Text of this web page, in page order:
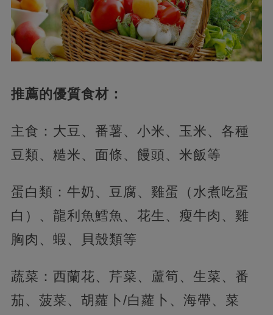
推薦的優質食材：
主食：大豆、番薯、小米、玉米、各種
豆類、糙米、面條、饅頭、米飯等
蛋白類：牛奶、豆腐、雞蛋（水煮吃蛋
白）、龍利魚鱈魚、花生、瘦牛肉、雞
胸肉、蝦、貝殼類等
蔬菜：西蘭花、芹菜、蘆筍、生菜、番
茄、菠菜、胡蘿卜/白蘿卜、海帶、菜